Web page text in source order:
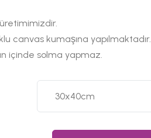
üretimimizdir.
canvas kumaşına yapılmaktadır.
içinde solma yapmaz.